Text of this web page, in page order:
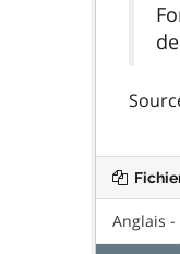
Anglais -